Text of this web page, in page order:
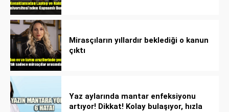
Mirasçıların yıllardır beklediği o kanun
çıktı
Yaz aylarında mantar enfeksiyonu
artıyor! Dikkat! Kolay bulaşıyor, hızla